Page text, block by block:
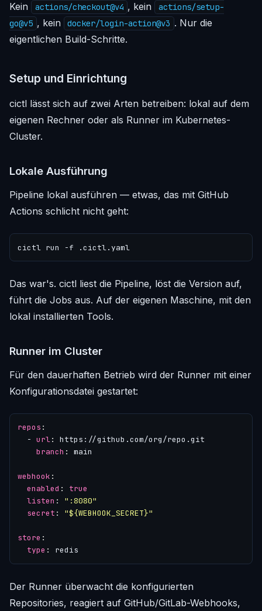
Kein actions/checkout@v4 , kein
actions/setup-
go@v5 , kein docker/login-action@v3 . Nur die
eigentlichen Build-Schritte.
Setup und Einrichtung
cictl lässt sich auf zwei Arten betreiben: lokal auf dem
eigenen Rechner oder als Runner im Kubernetes-
Cluster.
Lokale Ausführung
Pipeline lokal ausführen — etwas, das mit GitHub
Actions schlicht nicht geht:
cictl run -f .cictl.yaml
Das war's. cictl liest die Pipeline, löst die Version auf,
führt die Jobs aus. Auf der eigenen Maschine, mit den
lokal installierten Tools.
Runner im Cluster
Für den dauerhaften Betrieb wird der Runner mit einer
Konfigurationsdatei gestartet:
repos :
- url:
https://github.com/org/repo.git
branch : main
webhook :
enabled :
true
listen :
":8080"
secret : "${WEBHOOK_SECRET}"
store :
type : redis
Der Runner überwacht die konfigurierten
Repositories, reagiert auf GitHub/GitLab-Webhooks,